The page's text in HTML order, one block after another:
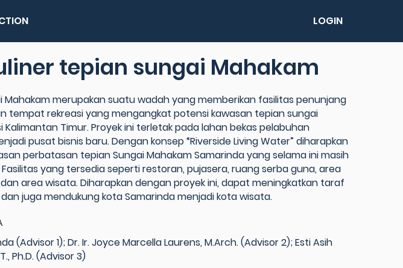
LOGIN
tepian sungai Mahakam
Mahakam merupakan suatu wadah yang memberikan fasilitas penunjang
tempat rekreasi yang mengangkat potensi kawasan tepian sungai
Kalimantan Timur. Proyek ini terletak pada lahan bekas pelabuhan
pusat bisnis baru. Dengan konsep “Riverside Living Water” diharapkan
perbatasan tepian Sungai Mahakam Samarinda yang selama ini masih
yang tersedia seperti restoran, pujasera, ruang serba guna, area
dan area wisata. Diharapkan dengan proyek ini, dapat meningkatkan taraf
juga mendukung kota Samarinda menjadi kota wisata.
(Advisor 1); Dr. Ir. Joyce Marcella Laurens, M.Arch. (Advisor 2); Esti Asih
Ph.D. (Advisor 3)